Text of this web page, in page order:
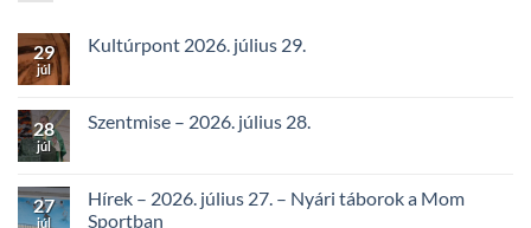
29
júl
Kultúrpont 2026. július 29.
28
júl
Szentmise – 2026. július 28.
27
júl
Hírek – 2026. július 27. – Nyári táborok a Mom
Sportban